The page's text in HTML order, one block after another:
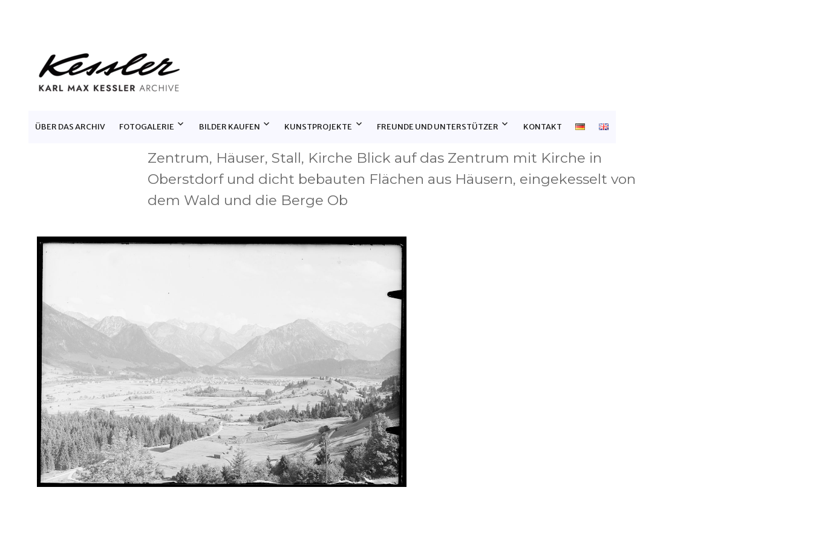
KARL MAX KESSLER ARCHIVE
ÜBER DAS ARCHIV FOTOGALERIE BILDER KAUFEN KUNSTPROJEKTE FREUNDE UND UNTERSTÜTZER KONTAKT
Zentrum, Häuser, Stall, Kirche Blick auf das Zentrum mit Kirche in
Oberstdorf und dicht bebauten Flächen aus Häusern, eingekesselt von
dem Wald und die Berge Ob